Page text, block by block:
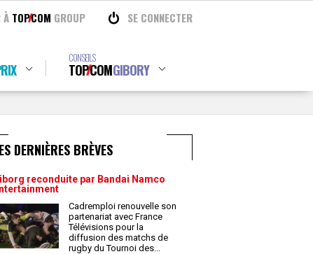
À TOPCOM GROUP SE CONNECTER
CONSEILS
TOPCOMGIBORY
DERNIÈRES BRÈVES
reconduite par Bandai Namco
Cadremploi renouvelle son
partenariat avec France
Télévisions pour la
diffusion des matchs de
rugby du Tournoi des...